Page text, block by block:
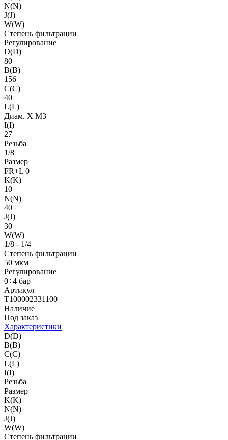
N(N)
J(J)
W(W)
Степень фильтрации
Регулирование
D(D)
80
B(B)
156
C(C)
40
L(L)
Диам. X M3
I(I)
27
Резьба
1/8
Размер
FR+L 0
K(K)
10
N(N)
40
J(J)
30
W(W)
1/8 - 1/4
Степень фильтрации
50 мкм
Регулирование
0÷4 бар
Артикул
T100002331100
Наличие
Под заказ
Характеристики
D(D)
B(B)
C(C)
L(L)
I(I)
Резьба
Размер
K(K)
N(N)
J(J)
W(W)
Степень фильтрации